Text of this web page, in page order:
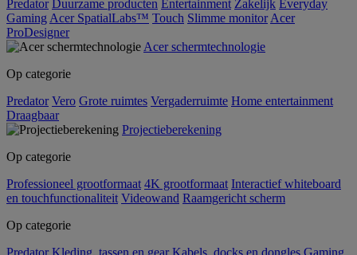
Predator Duurzame producten Entertainment Zakelijk Everyday
Gaming Acer SpatialLabs™ Touch Slimme monitor Acer
ProDesigner
Acer schermtechnologie
Op categorie
Predator Vero Grote ruimtes Vergaderruimte Home entertainment
Draagbaar
Projectieberekening
Op categorie
Professioneel grootformaat 4K grootformaat Interactief whiteboard
en touchfunctionaliteit Videowand Raamgericht scherm
Op categorie
Predator Kleding, tassen en gear Kabels, docks en dongles Gaming